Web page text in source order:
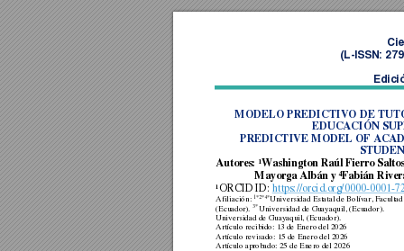
(L-ISSN:
MODELO PREDICTIVO DE
EDUCACIÓN
PREDICTIVE MODEL OF
Autores: ¹Washington Raúl Fierro
Mayorga Albán y 4Fabián
¹ORCID ID: https://orcid.org/0000-0001-
Afiliación: 1*2*4*Universidad Estatal de Bolívar, Facultad
(Ecuador).
  3*
Universidad de Guayaquil, (Ecuador).
Universidad de Guayaquil, (Ecuador).
Artículo recibido: 13 de Enero del 2026
Artículo revisado: 15 de Enero del 2026
Artículo aprobado: 25 de Enero del 2026